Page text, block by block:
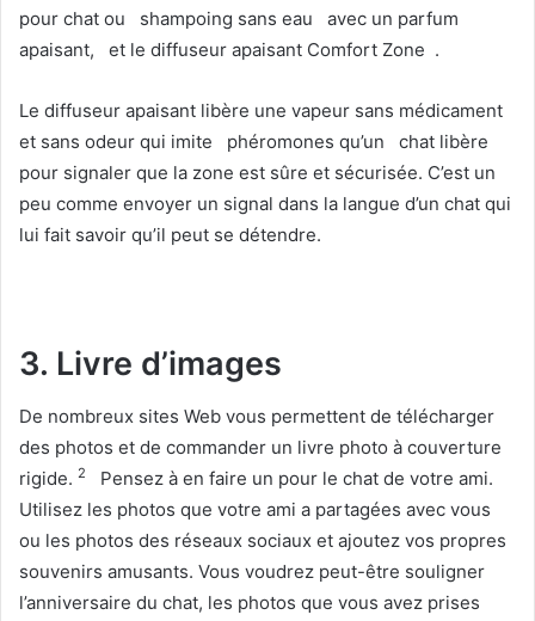
pour chat ou
shampoing sans eau
avec un parfum
apaisant, et le diffuseur apaisant Comfort Zone .
Le diffuseur apaisant libère une vapeur sans médicament
et sans odeur qui imite
phéromones qu’un
chat libère
pour signaler que la zone est sûre et sécurisée. C’est un
peu comme envoyer un signal dans la langue d’un chat qui
lui fait savoir qu’il peut se détendre.
3. Livre d’images
De nombreux sites Web vous permettent de télécharger
des photos et de commander un livre photo à couverture
rigide. 2
Pensez à en faire un pour le chat de votre ami.
Utilisez les photos que votre ami a partagées avec vous
ou les photos des réseaux sociaux et ajoutez vos propres
souvenirs amusants. Vous voudrez peut-être souligner
l’anniversaire du chat, les photos que vous avez prises